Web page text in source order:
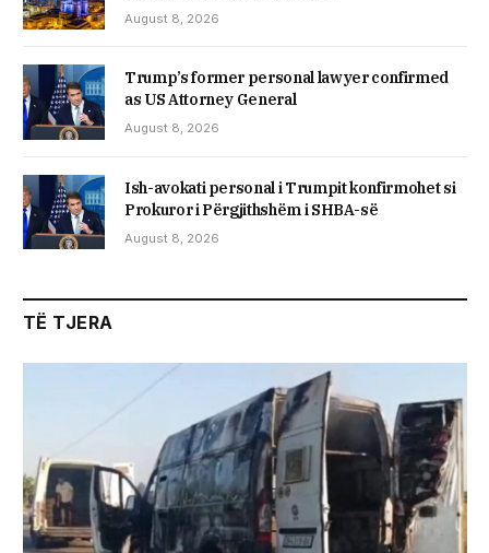
August 8, 2026
Trump’s former personal lawyer confirmed
as US Attorney General
August 8, 2026
Ish-avokati personal i Trumpit konfirmohet si
Prokuror i Përgjithshëm i SHBA-së
August 8, 2026
TË TJERA